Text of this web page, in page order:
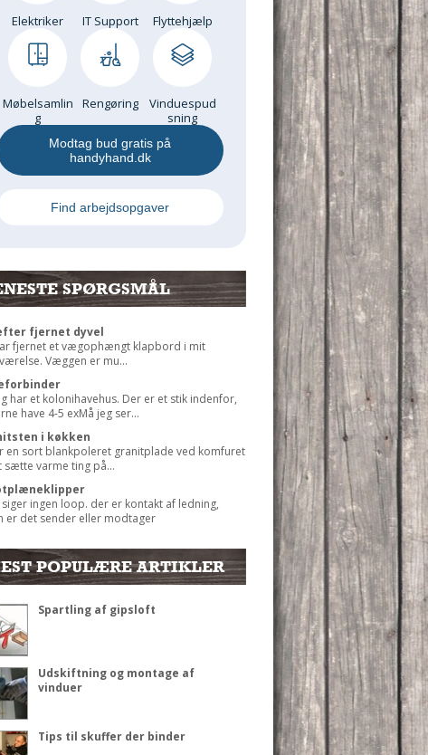
Elektriker IT Support Flyttehjælp
Møbelsamlin
g
Rengøring
Vinduespud
sning
Modtag bud gratis på
handyhand.dk
Find arbejdsopgaver
SPØRGSMÅL
fjernet dyvel
fjernet et vægophængt klapbord i mit
Væggen er mu...
har et kolonihavehus. Der er et stik indenfor,
have 4-5 exMå jeg ser...
i køkken
en sort blankpoleret granitplade ved komfuret
sætte varme ting på...
ingen loop. der er kontakt af ledning,
er det sender eller modtager
POPULÆRE ARTIKLER
Spartling af gipsloft
Udskiftning og montage af
vinduer
Tips til skuffer der binder